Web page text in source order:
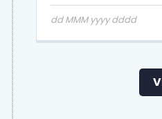
dd MMM yyyy dddd